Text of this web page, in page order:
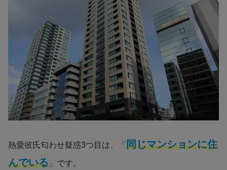
熱愛彼氏匂わせ疑惑3つ目は、「 同じマンションに住
んでいる 」です。